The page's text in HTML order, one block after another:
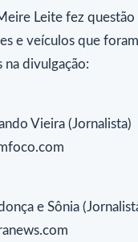
Leite fez
e veículos que foram
na divulgação:
Vieira (Jornalista)
e Sônia